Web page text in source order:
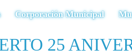
Corporación Municipal
25